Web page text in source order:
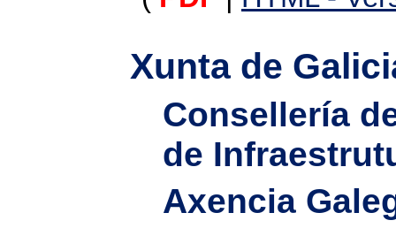
Xunta de
Consellería
de
Axencia